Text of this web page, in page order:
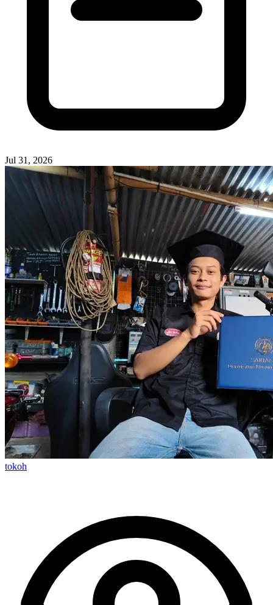
Jul 31, 2026
tokoh